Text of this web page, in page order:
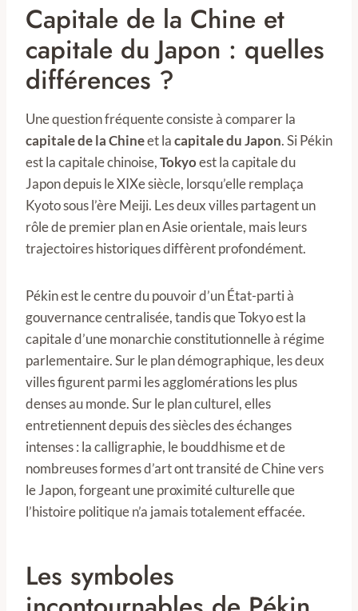
Capitale de la Chine et
capitale du Japon : quelles
différences ?
Une question fréquente consiste à comparer la
capitale de la Chineet lacapitale du Japon. Si Pékin
est la capitale chinoise,Tokyoest la capitale du
Japon depuis le XIXe siècle, lorsqu’elle remplaça
Kyoto sous l’ère Meiji. Les deux villes partagent un
rôle de premier plan en Asie orientale, mais leurs
trajectoires historiques diffèrent profondément.
Pékin est le centre du pouvoir d’un État-parti à
gouvernance centralisée, tandis que Tokyo est la
capitale d’une monarchie constitutionnelle à régime
parlementaire. Sur le plan démographique, les deux
villes figurent parmi les agglomérations les plus
denses au monde. Sur le plan culturel, elles
entretiennent depuis des siècles des échanges
intenses : la calligraphie, le bouddhisme et de
nombreuses formes d’art ont transité de Chine vers
le Japon, forgeant une proximité culturelle que
l’histoire politique n’a jamais totalement effacée.
Les symboles